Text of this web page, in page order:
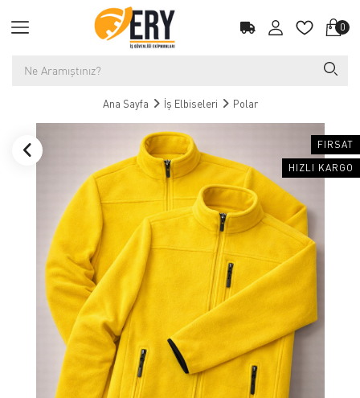
0
Ana Sayfa İş Elbiseleri Polar
FIRSAT
HIZLI KARGO